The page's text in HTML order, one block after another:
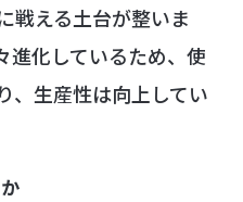
戦える土台が整いま
進化しているため、使
、生産性は向上してい